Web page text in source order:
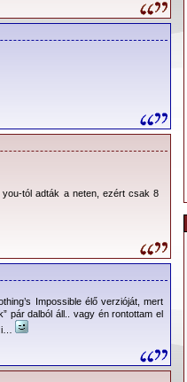
tól adták a neten, ezért csak 8
Impossible élő verzióját, mert
pár dalból áll.. vagy én rontottam el